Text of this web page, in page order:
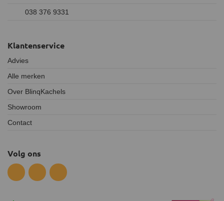
038 376 9331
Klantenservice
Advies
Alle merken
Over BlinqKachels
Showroom
Contact
Volg ons